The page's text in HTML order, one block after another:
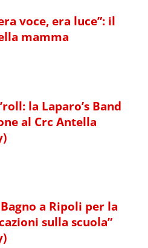
voce, era luce”: il
mamma
la Laparo’s Band
al Crc Antella
a Ripoli per la
sulla scuola”